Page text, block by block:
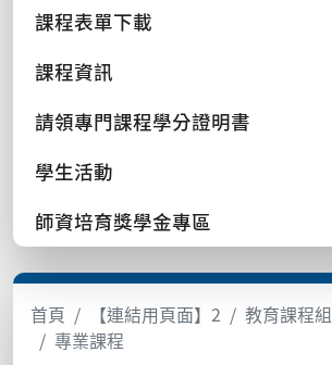
課程表單下載
課程資訊
請領專門課程學分證明書
學生活動
師資培育獎學金專區
首頁 【連結用頁面】2 教育課程組
專業課程